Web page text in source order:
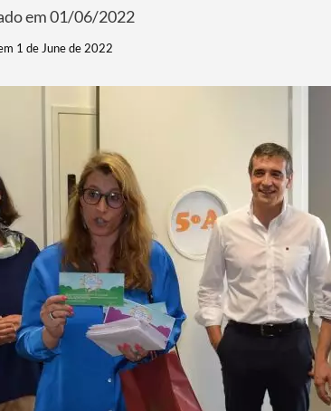
Termo de Pesquisa
em 01/06/2022
1 de June de 2022